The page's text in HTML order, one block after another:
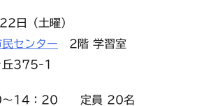
日（土曜）
センター 2階 学習室
375-1
14：20 定員 20名